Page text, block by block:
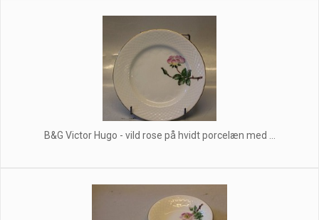
B&G Victor Hugo - vild rose på hvidt porcelæn med ...